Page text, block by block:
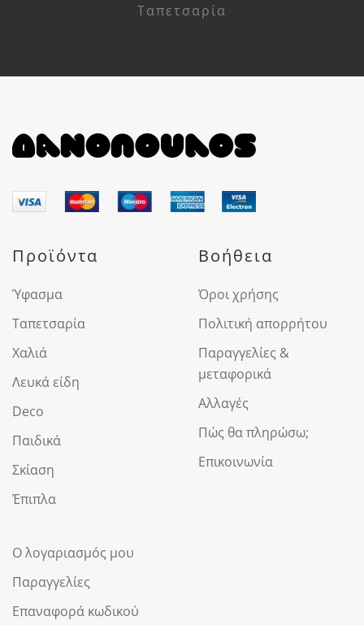
Ταπετσαρία
Προϊόντα
Ύφασμα
Ταπετσαρία
Χαλιά
Λευκά είδη
Deco
Παιδικά
Σκίαση
Έπιπλα
Βοήθεια
Όροι χρήσης
Πολιτική απορρήτου
Παραγγελίες &
μεταφορικά
Αλλαγές
Πώς θα πληρώσω;
Επικοινωνία
Ο λογαριασμός μου
Παραγγελίες
Επαναφορά κωδικού